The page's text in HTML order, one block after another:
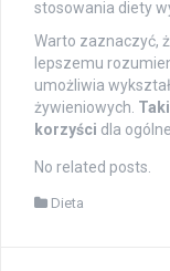
stosowania diety
Warto zaznaczyć,
lepszemu
umożliwia
żywieniowych.
korzyści dla
No related posts.
Dieta